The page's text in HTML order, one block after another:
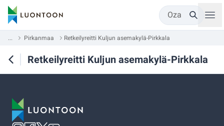
Oza
... Pirkanmaa Retkeilyreitti Kuljun asemakylä-Pirkkala
Retkeilyreitti Kuljun asemakylä-Pirkkala